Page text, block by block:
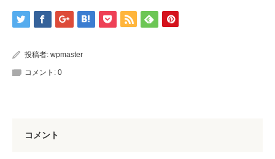
投稿者: wpmaster
コメント: 0
コメント